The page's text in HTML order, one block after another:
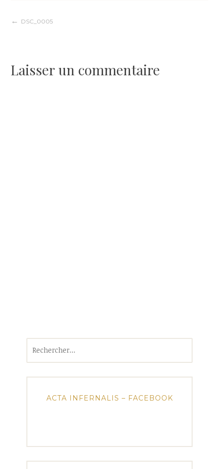
Navigation
l’article
DSC_0005
Laisser un commentaire
ACTA INFERNALIS – FACEBOOK